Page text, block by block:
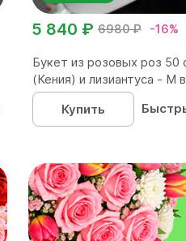
6980 ₽ -16%
5 840 ₽
Букет из розовых роз 50
(Кения) и лизиантуса - М
Купить